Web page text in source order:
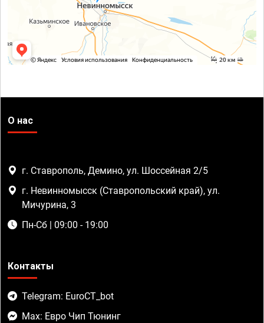
О нас
г. Ставрополь, Демино, ул. Шоссейная 2/5
г. Невинномысск (Ставропольский край), ул.
Мичурина, 3
Пн-Сб | 09:00 - 19:00
Контакты
Telegram: EuroCT_bot
Max: Евро Чип Тюнинг